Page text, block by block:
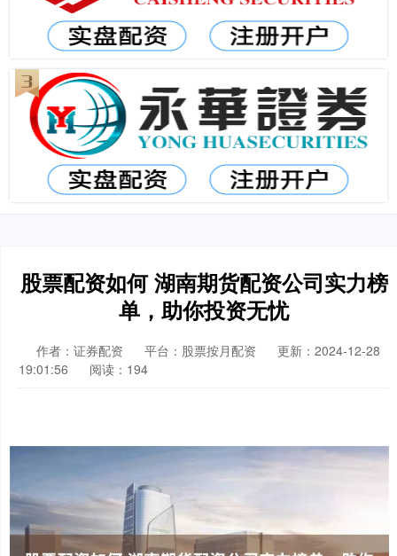
股票配资如何 湖南期货配资公司实力榜
单，助你投资无忧
作者：证券配资 平台：股票按月配资
更新：2024-12-28
19:01:56
阅读：194